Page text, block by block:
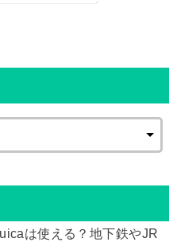
は使える？地下鉄やJR